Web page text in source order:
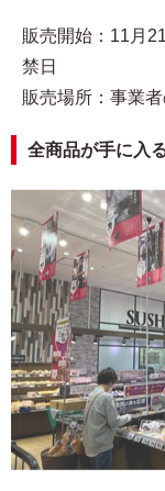
販売開始：11月
禁日
販売場所：事業者
全商品が手に入